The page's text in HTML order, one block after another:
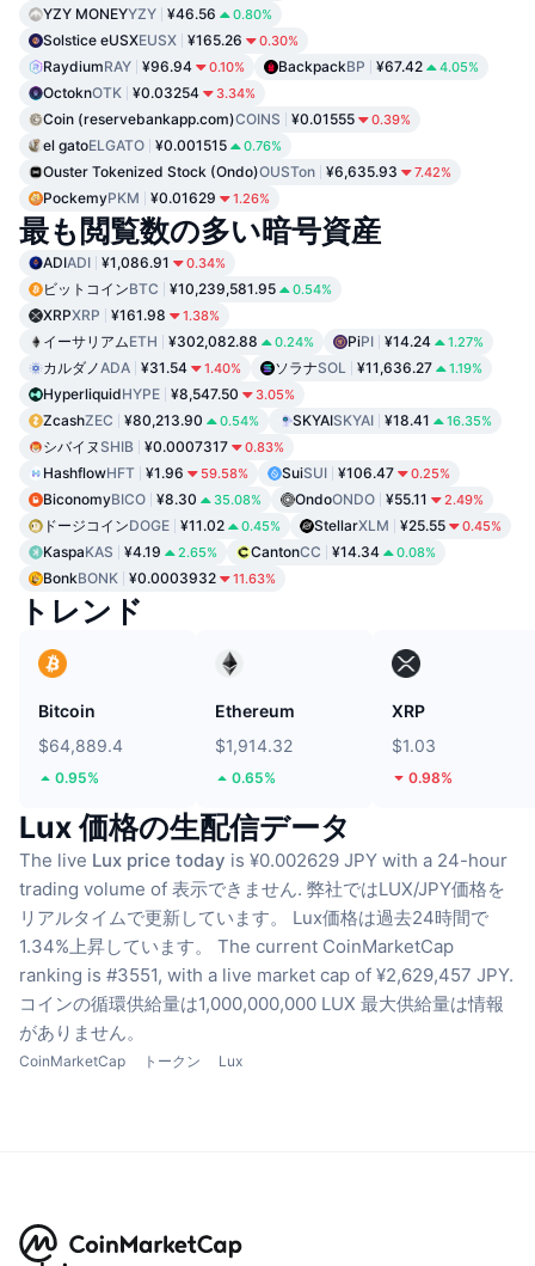
YZY MONEYYZY ¥46.56 0.80%
Solstice eUSXEUSX ¥165.26 0.30%
RaydiumRAY ¥96.94 0.10% BackpackBP ¥67.42 4.05%
OctoknOTK ¥0.03254 3.34%
Coin (reservebankapp.com)COINS ¥0.01555 0.39%
el gatoELGATO ¥0.001515 0.76%
Ouster Tokenized Stock (Ondo)OUSTon ¥6,635.93 7.42%
PockemyPKM ¥0.01629 1.26%
最も閲覧数の多い暗号資産
ADIADI ¥1,086.91 0.34%
ビットコインBTC ¥10,239,581.95 0.54%
XRPXRP ¥161.98 1.38%
イーサリアムETH ¥302,082.88 0.24% PiPI ¥14.24 1.27%
カルダノADA ¥31.54 1.40% ソラナSOL ¥11,636.27 1.19%
HyperliquidHYPE ¥8,547.50 3.05%
ZcashZEC ¥80,213.90 0.54% SKYAISKYAI ¥18.41 16.35%
シバイヌ SHIB ¥0.0007317 0.83%
HashflowHFT ¥1.96 59.58% SuiSUI ¥106.47 0.25%
BiconomyBICO ¥8.30 35.08% OndoONDO ¥55.11 2.49%
ドージコインDOGE ¥11.02 0.45% StellarXLM ¥25.55 0.45%
KaspaKAS ¥4.19 2.65% CantonCC ¥14.34 0.08%
BonkBONK ¥0.0003932 11.63%
トレンド
Bitcoin
$64,889.4
0.95%
Ethereum
$1,914.32
0.65%
XRP
$1.03
0.98%
Lux 価格の生配信データ
The live Lux price today is ¥0.002629 JPY with a 24-hour
trading volume of 表示できません. 弊社ではLUX/JPY価格を
リアルタイムで更新しています。
Lux価格は過去24時間で
1.34%上昇しています。
The current CoinMarketCap
ranking is #3551, with a live market cap of ¥2,629,457 JPY.
コインの循環供給量は1,000,000,000 LUX 最大供給量は情報
がありません。
CoinMarketCap トークン Lux